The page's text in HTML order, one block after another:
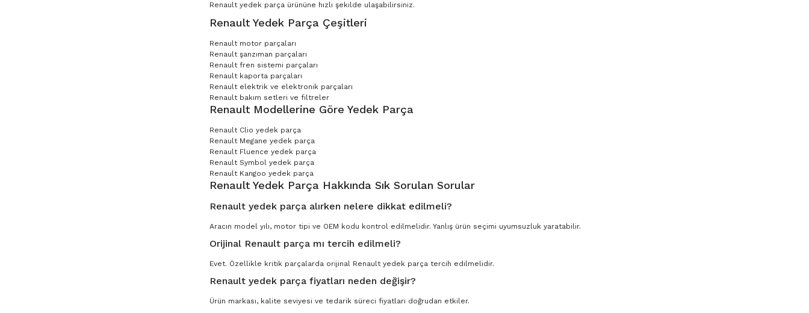
Renault yedek parça ürününe hızlı şekilde ulaşabilirsiniz.
Renault Yedek Parça Çeşitleri
Renault motor parçaları
Renault şanzıman parçaları
Renault fren sistemi parçaları
Renault kaporta parçaları
Renault elektrik ve elektronik parçaları
Renault bakım setleri ve filtreler
Renault Modellerine Göre Yedek Parça
Renault Clio yedek parça
Renault Megane yedek parça
Renault Fluence yedek parça
Renault Symbol yedek parça
Renault Kangoo yedek parça
Renault Yedek Parça Hakkında Sık Sorulan Sorular
Renault yedek parça alırken nelere dikkat edilmeli?
Aracın model yılı, motor tipi ve OEM kodu kontrol edilmelidir. Yanlış ürün seçimi uyumsuzluk yaratabilir.
Orijinal Renault parça mı tercih edilmeli?
Evet. Özellikle kritik parçalarda orijinal Renault yedek parça tercih edilmelidir.
Renault yedek parça fiyatları neden değişir?
Ürün markası, kalite seviyesi ve tedarik süreci fiyatları doğrudan etkiler.